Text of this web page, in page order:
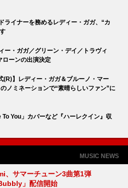
ライナーを務めるレディー・ガガ、“カ
ー・ガガ／グリーン・デイ／トラヴィ
ローンの出演決定
(R)】レディー・ガガ＆ブルーノ・マー
ノミネーションで“素晴らしいファン”に
You」カバーなど『ハーレクイン』収
MUSIC NEWS
、サマーチューン3曲第1弾
Bubbly」配信開始